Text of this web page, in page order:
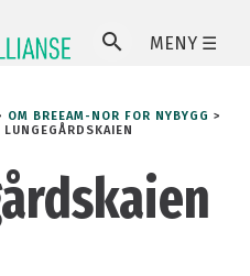
MENY ☰
OM BREEAM-NOR FOR NYBYGG >
LUNGEGÅRDSKAIEN